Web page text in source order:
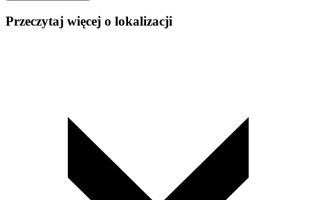
Przeczytaj więcej o lokalizacji